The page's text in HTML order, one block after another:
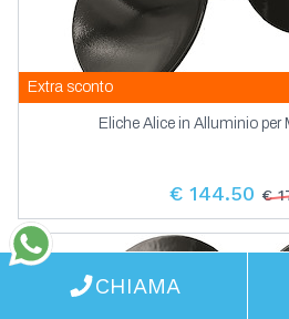
Extra sconto
Eliche Alice in Alluminio per
€ 144.50 €
CHIAMA
WhatsApp